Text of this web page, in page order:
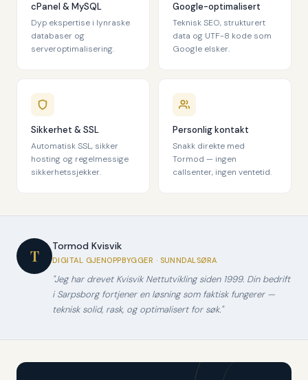
cPanel & MySQL
Dyp ekspertise i lynraske
databaser og
serveroptimalisering.
Google-optimalisert
Teknisk SEO, strukturert
data og UTF-8 kode som
Google elsker.
Sikkerhet & SSL
Automatisk SSL, sikker
hosting og regelmessige
sikkerhetssjekker.
Personlig kontakt
Snakk direkte med
Tormod — ingen
callsenter, ingen ventetid.
T
Tormod Kvisvik
DIGITAL GJENOPPBYGGER · SUNNDALSØRA
"Jeg har drevet Kvisvik Nettutvikling siden 1999. Din bedrift
i Sarpsborg fortjener en løsning som faktisk fungerer —
teknisk solid, rask, og optimalisert for søk."